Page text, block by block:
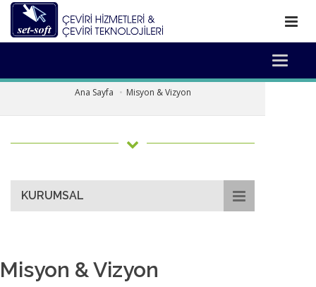
Toggle
Ana Sayfa Misyon & Vizyon
KURUMSAL
Misyon & Vizyon